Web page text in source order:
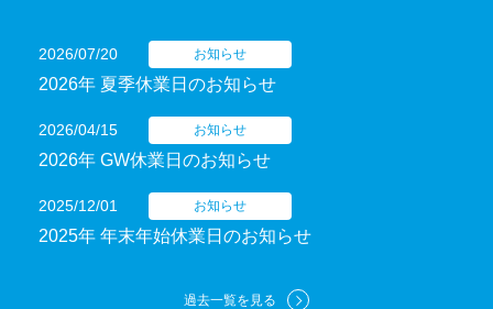
2026/07/20 お知らせ
2026年 夏季休業日のお知らせ
2026/04/15 お知らせ
2026年 GW休業日のお知らせ
2025/12/01 お知らせ
2025年 年末年始休業日のお知らせ
過去一覧を見る